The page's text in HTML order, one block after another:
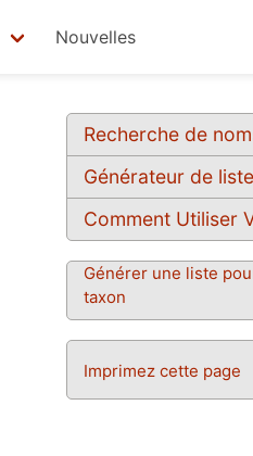
Nouvelles
Recherche de
Générateur de
Comment Utiliser
Générer une liste
taxon
Imprimez cette page